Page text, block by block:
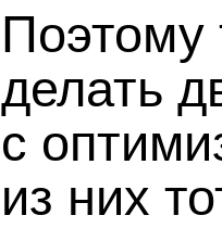
Поэтому
делать
с
из них